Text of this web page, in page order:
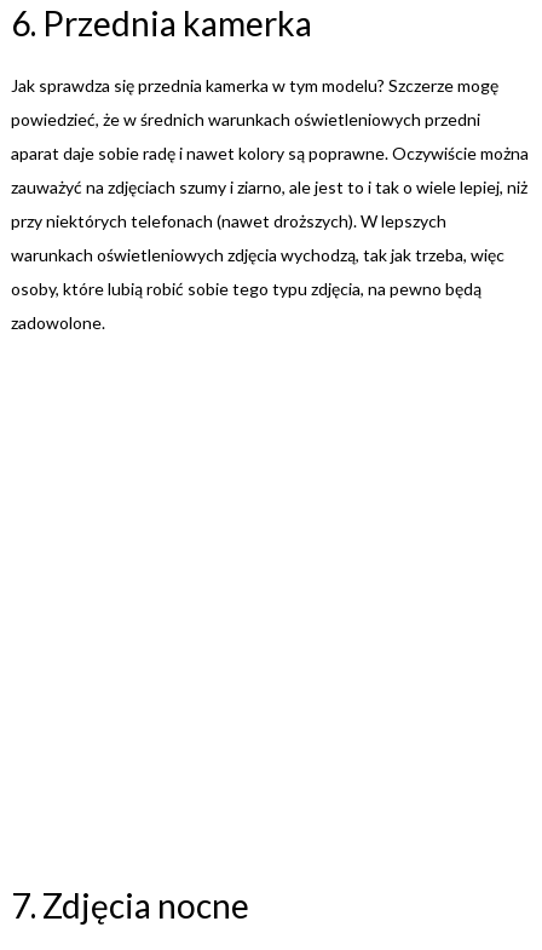
6. Przednia kamerka
Jak sprawdza się przednia kamerka w tym modelu? Szczerze mogę
powiedzieć, że w średnich warunkach oświetleniowych przedni
aparat daje sobie radę i nawet kolory są poprawne. Oczywiście można
zauważyć na zdjęciach szumy i ziarno, ale jest to i tak o wiele lepiej, niż
przy niektórych telefonach (nawet droższych). W lepszych
warunkach oświetleniowych zdjęcia wychodzą, tak jak trzeba, więc
osoby, które lubią robić sobie tego typu zdjęcia, na pewno będą
zadowolone.
7. Zdjęcia nocne